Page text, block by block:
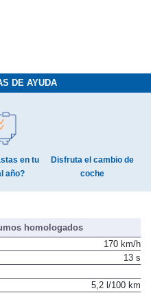
DE AYUDA
en tu
año?
Disfruta el cambio de
coche
homologados
170 km/h
13 s
5,2 l/100 km